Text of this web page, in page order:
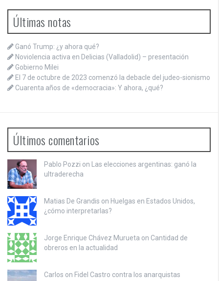
Últimas notas
Ganó Trump: ¿y ahora qué?
Noviolencia activa en Delicias (Valladolid) – presentación
Gobierno Milei
El 7 de octubre de 2023 comenzó la debacle del judeo-sionismo
Cuarenta años de «democracia»: Y ahora, ¿qué?
Últimos comentarios
Pablo Pozzi on
Las elecciones argentinas: ganó la
ultraderecha
Matias De Grandis on Huelgas en Estados Unidos,
¿cómo interpretarlas?
Jorge Enrique Chávez Murueta on Cantidad de
obreros en la actualidad
Carlos on Fidel Castro contra los anarquistas